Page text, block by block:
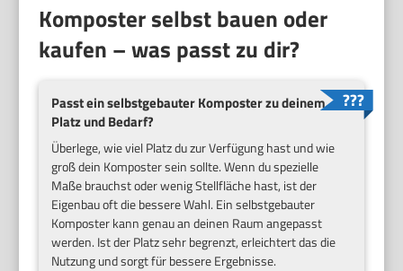
Komposter selbst bauen oder
kaufen – was passt zu dir?
Passt ein selbstgebauter Komposter zu deinem
Platz und Bedarf?
Überlege, wie viel Platz du zur Verfügung hast und wie
groß dein Komposter sein sollte. Wenn du spezielle
Maße brauchst oder wenig Stellfläche hast, ist der
Eigenbau oft die bessere Wahl. Ein selbstgebauter
Komposter kann genau an deinen Raum angepasst
werden. Ist der Platz sehr begrenzt, erleichtert das die
Nutzung und sorgt für bessere Ergebnisse.